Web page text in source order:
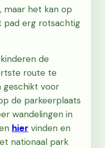
maar het kan op
pad erg rotsachtig
de
route te
geschikt voor
de parkeerplaats
wandelingen in
hiervinden en
nationaal park